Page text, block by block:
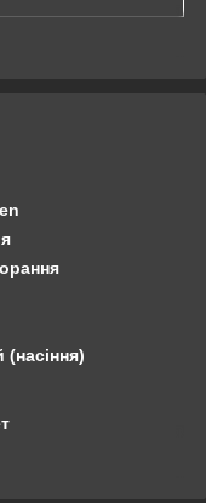
(насіння)